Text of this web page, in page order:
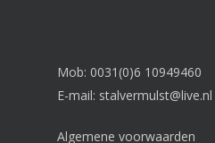
Mob: 0031(0)6 10949460
E-mail: stalvermulst@live.nl
Algemene voorwaarden